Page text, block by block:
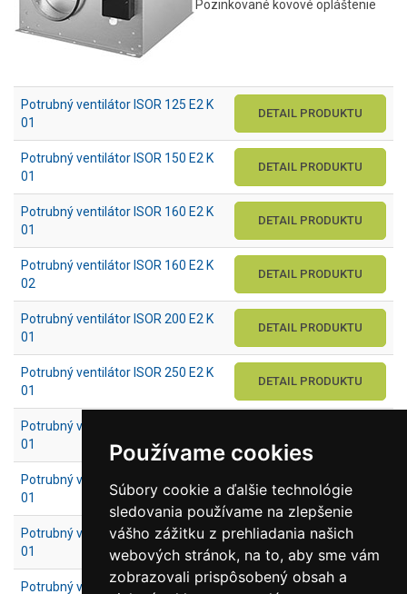
Používame cookies
Súbory cookie a ďalšie technológie
sledovania používame na zlepšenie
vášho zážitku z prehliadania našich
webových stránok, na to, aby sme vám
zobrazovali prispôsobený obsah a
Pozinkované kovové opláštenie
Potrubný ventilátor ISOR 125 E2 K
01
DETAIL PRODUKTU
Potrubný ventilátor ISOR 150 E2 K
01
DETAIL PRODUKTU
Potrubný ventilátor ISOR 160 E2 K
01
DETAIL PRODUKTU
Potrubný ventilátor ISOR 160 E2 K
02
DETAIL PRODUKTU
Potrubný ventilátor ISOR 200 E2 K
01
DETAIL PRODUKTU
Potrubný ventilátor ISOR 250 E2 K
01
DETAIL PRODUKTU
Potrubný ventilátor ISOR 355 E4 K
01
Potrubný ventilátor ISOR 400 E4 K
01
DETAIL PRODUKTU
Potrubný ventilátor ISOR 450 E4 K
01
DETAIL PRODUKTU
Potrubný ventilátor ISOR 500 E4 K